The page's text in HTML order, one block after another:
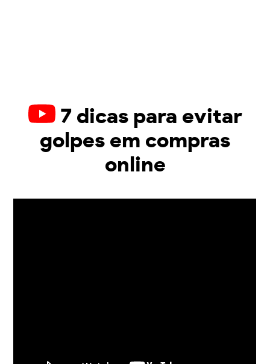
7 dicas para evitar
golpes em compras
online